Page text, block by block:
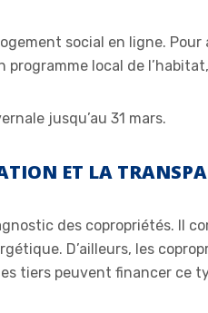
social en ligne.
programme local de
jusqu’au 31 mars.
ET LA
des copropriétés. Il
D’ailleurs, les
tiers peuvent financer ce